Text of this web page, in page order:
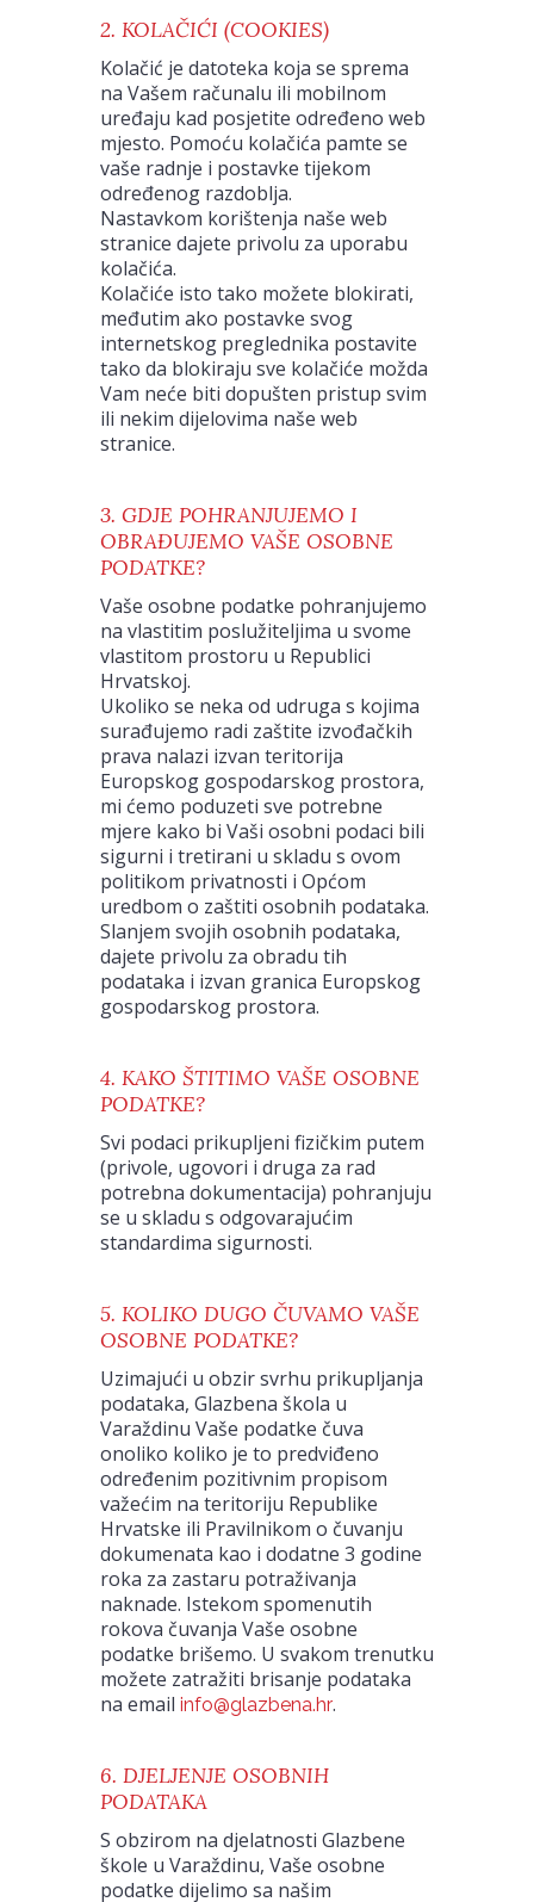
2. KOLAČIĆI (COOKIES)
Kolačić je datoteka koja se sprema
na Vašem računalu ili mobilnom
uređaju kad posjetite određeno web
mjesto. Pomoću kolačića pamte se
vaše radnje i postavke tijekom
određenog razdoblja.
Nastavkom korištenja naše web
stranice dajete privolu za uporabu
kolačića.
Kolačiće isto tako možete blokirati,
međutim ako postavke svog
internetskog preglednika postavite
tako da blokiraju sve kolačiće možda
Vam neće biti dopušten pristup svim
ili nekim dijelovima naše web
stranice.
3. GDJE POHRANJUJEMO I
OBRAĐUJEMO VAŠE OSOBNE
PODATKE?
Vaše osobne podatke pohranjujemo
na vlastitim poslužiteljima u svome
vlastitom prostoru u Republici
Hrvatskoj.
Ukoliko se neka od udruga s kojima
surađujemo radi zaštite izvođačkih
prava nalazi izvan teritorija
Europskog gospodarskog prostora,
mi ćemo poduzeti sve potrebne
mjere kako bi Vaši osobni podaci bili
sigurni i tretirani u skladu s ovom
politikom privatnosti i Općom
uredbom o zaštiti osobnih podataka.
Slanjem svojih osobnih podataka,
dajete privolu za obradu tih
podataka i izvan granica Europskog
gospodarskog prostora.
4. KAKO ŠTITIMO VAŠE OSOBNE
PODATKE?
Svi podaci prikupljeni fizičkim putem
(privole, ugovori i druga za rad
potrebna dokumentacija) pohranjuju
se u skladu s odgovarajućim
standardima sigurnosti.
5. KOLIKO DUGO ČUVAMO VAŠE
OSOBNE PODATKE?
Uzimajući u obzir svrhu prikupljanja
podataka, Glazbena škola u
Varaždinu Vaše podatke čuva
onoliko koliko je to predviđeno
određenim pozitivnim propisom
važećim na teritoriju Republike
Hrvatske ili Pravilnikom o čuvanju
dokumenata kao i dodatne 3 godine
roka za zastaru potraživanja
naknade. Istekom spomenutih
rokova čuvanja Vaše osobne
podatke brišemo. U svakom trenutku
možete zatražiti brisanje podataka
na email info@glazbena.hr.
6. DJELJENJE OSOBNIH
PODATAKA
S obzirom na djelatnosti Glazbene
škole u Varaždinu, Vaše osobne
podatke dijelimo sa našim